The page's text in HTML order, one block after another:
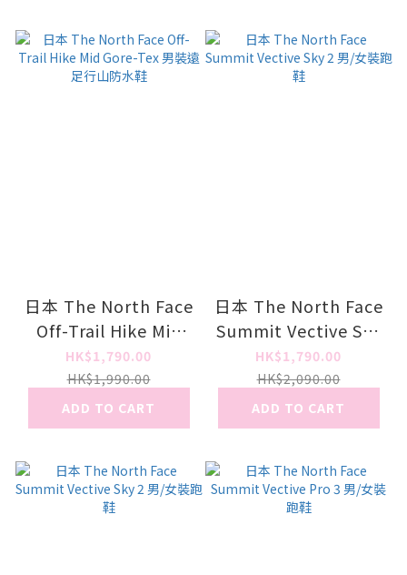
日本 The North Face
Off-Trail Hike Mid
Gore-Tex 男裝遠足行
山防水鞋
HK$1,790.00
HK$1,990.00
ADD TO CART
日本 The North Face
Summit Vective Sky
2 男/女裝跑鞋
HK$1,790.00
HK$2,090.00
ADD TO CART